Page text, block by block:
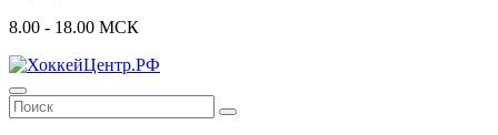
8.00 - 18.00 МСК